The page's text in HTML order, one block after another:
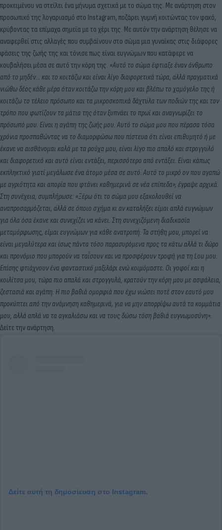
προκειμένου να στείλει ένα μήνυμα σχετικά με το σώμα της. Με ανάρτηση στον
προσωπικό της λογαριασμό στο Instagram, ποζάρει γυμνή κοιτώντας τον φακό,
κρύβοντας τα επίμαχα σημεία με το χέρι της. Με αυτόν την ανάρτηση θέλησε να
αναφερθεί στις αλλαγές που συμβαίνουν στο σώμα μια γυναίκας στις διάφορες
φάσεις της ζωής της και τόνισε πως είναι ευγνώμων που κατάφερε να
κουβαλήσει μέσα σε αυτό την κόρη της. «Αυτό το σώμα έφτιαξε έναν άνθρωπο
από το μηδέν... και το κοιτάζω και είναι λίγο διαφορετικά τώρα, αλλά πραγματικά
νιώθω δέος κάθε μέρα όταν κοιτάζω την κόρη μου και βλέπω το χαμόγελο της ή
κοιτάζω το τέλειο πρόσωπο και τα μικροσκοπικά δάχτυλα των ποδιών της και τον
τρόπο που φωτίζουν τα μάτια της όταν ξυπνάει το πρωί και αναγνωρίζει το
πρόσωπό μου. Είναι η αγάπη της ζωής μου. Αυτό το σώμα μου που πέρασα τόσα
χρόνια προσπαθώντας να το διαμορφώσω που πίστευα ότι είναι επιθυμητό ή με
έκανε να αισθάνομαι καλά με τα ρούχα μου, είναι λίγο πιο απαλό και στρογγυλό
και διαφορετικό και αυτό είναι εντάξει, περισσότερο από εντάξει. Είναι κάπως
εκπληκτικό γιατί μεγάλωσε ένα άτομο μέσα σε αυτό. Αυτό το μικρό ον που αγαπώ
με αγριότητα και απορία που φτάνει καθημερινά σε νέα επίπεδα», έγραψε αρχικά.
Στη συνέχεια, συμπλήρωσε: «Ξέρω ότι το σώμα μου εξακολουθεί να
αναπροσαρμόζεται, αλλά σε όποιο σχήμα κι αν καταλήξει είμαι απλά ευγνώμων
για όλα όσα έκανε και συνεχίζει να κάνει. Στη συνεχιζόμενη διαδικασία
μεταμόρφωσης, είμαι ευγνώμων για κάθε ανατροπή. Τα στήθη μου, μπορεί να
είναι μεγαλύτερα και ίσως πάντα τόσο παρασυρόμενα προς τα κάτω αλλά τι δώρο
και προνόμιο που μπορούν να ταΐσουν και να προσφέρουν τροφή για τη Lou μου.
Επίσης φτιάχνουν ένα φανταστικό μαξιλάρι ενώ κοιμόμαστε. Οι γοφοί και η
κοιλίτσα μου, τώρα πιο απαλά και στρογγυλά, κρατούν την κόρη μου με ασφάλεια,
ζεστασιά και αγάπη. Η πιο βαθιά ομορφιά που έχω νιώσει ποτέ στον εαυτό μου
προκύπτει από την ανάμνηση καθημερινά, για να μην απορρίψω αυτά τα κομμάτια
μου, αλλά απλά να τα αγκαλιάσω και να τους δώσω τόση βαθιά ευγνωμοσύνη».
Δείτε την ανάρτηση.
Δείτε αυτή τη δημοσίευση στο Instagram.